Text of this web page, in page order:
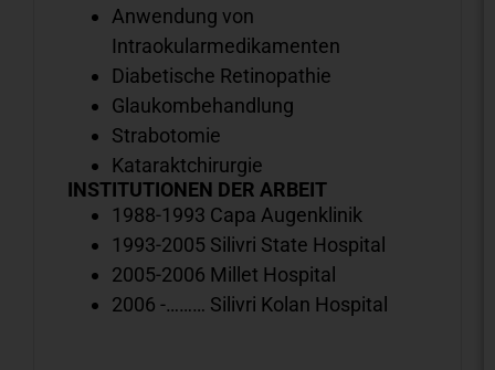
Anwendung von
Intraokularmedikamenten
Diabetische Retinopathie
Glaukombehandlung
Strabotomie
Kataraktchirurgie
INSTITUTIONEN DER ARBEIT
1988-1993 Capa Augenklinik
1993-2005 Silivri State Hospital
2005-2006 Millet Hospital
2006 -……… Silivri Kolan Hospital